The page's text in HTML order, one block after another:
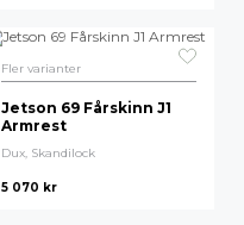
Fler varianter
Jetson 69 Fårskinn J1
Armrest
Dux, Skandilock
5 070 kr